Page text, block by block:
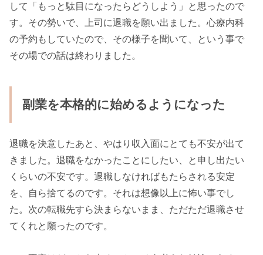
して「もっと駄目になったらどうしよう」と思ったので
す。その勢いで、上司に退職を願い出ました。心療内科
の予約もしていたので、その様子を聞いて、という事で
その場での話は終わりました。
副業を本格的に始めるようになった
退職を決意したあと、やはり収入面にとても不安が出て
きました。退職をなかったことにしたい、と申し出たい
くらいの不安です。退職しなければもたらされる安定
を、自ら捨てるのです。それは想像以上に怖い事でし
た。次の転職先すら決まらないまま、ただただ退職させ
てくれと願ったのです。